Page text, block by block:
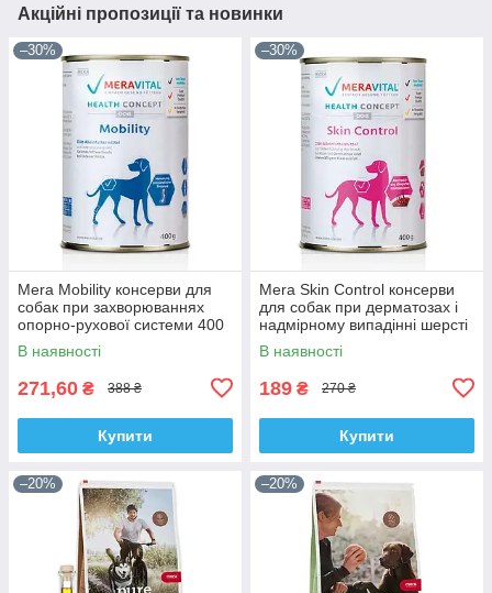
Акційні пропозиції та новинки
–30%
Mera Mobility консерви для
собак при захворюваннях
опорно-рухової системи 400
гВ наявності
271,60 ₴ 388 ₴
Купити
–30%
Mera Skin Control консерви
для собак при дерматозах і
надмірному випадінні шерсті
400 г
В наявності
189 ₴ 270 ₴
Купити
–20% –20%